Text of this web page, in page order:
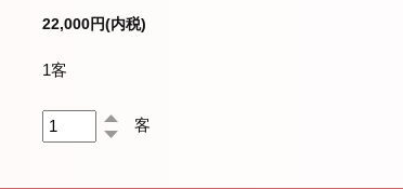
22,000円(内税)
1客
客